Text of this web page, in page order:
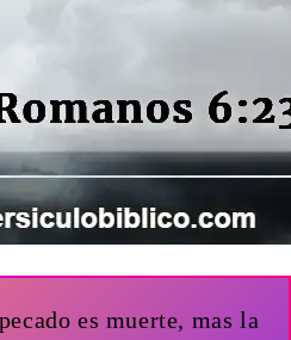
es muerte, mas la